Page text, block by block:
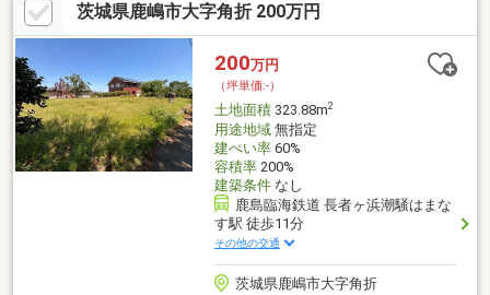
茨城県鹿嶋市大字角折 200万円
200万円
（坪単価:-）
土地面積323.88m2
用途地域無指定
建ぺい率60%
容積率200%
建築条件なし
鹿島臨海鉄道 長者ヶ浜潮騒はまな
す駅 徒歩11分
その他の交通
茨城県鹿嶋市大字角折